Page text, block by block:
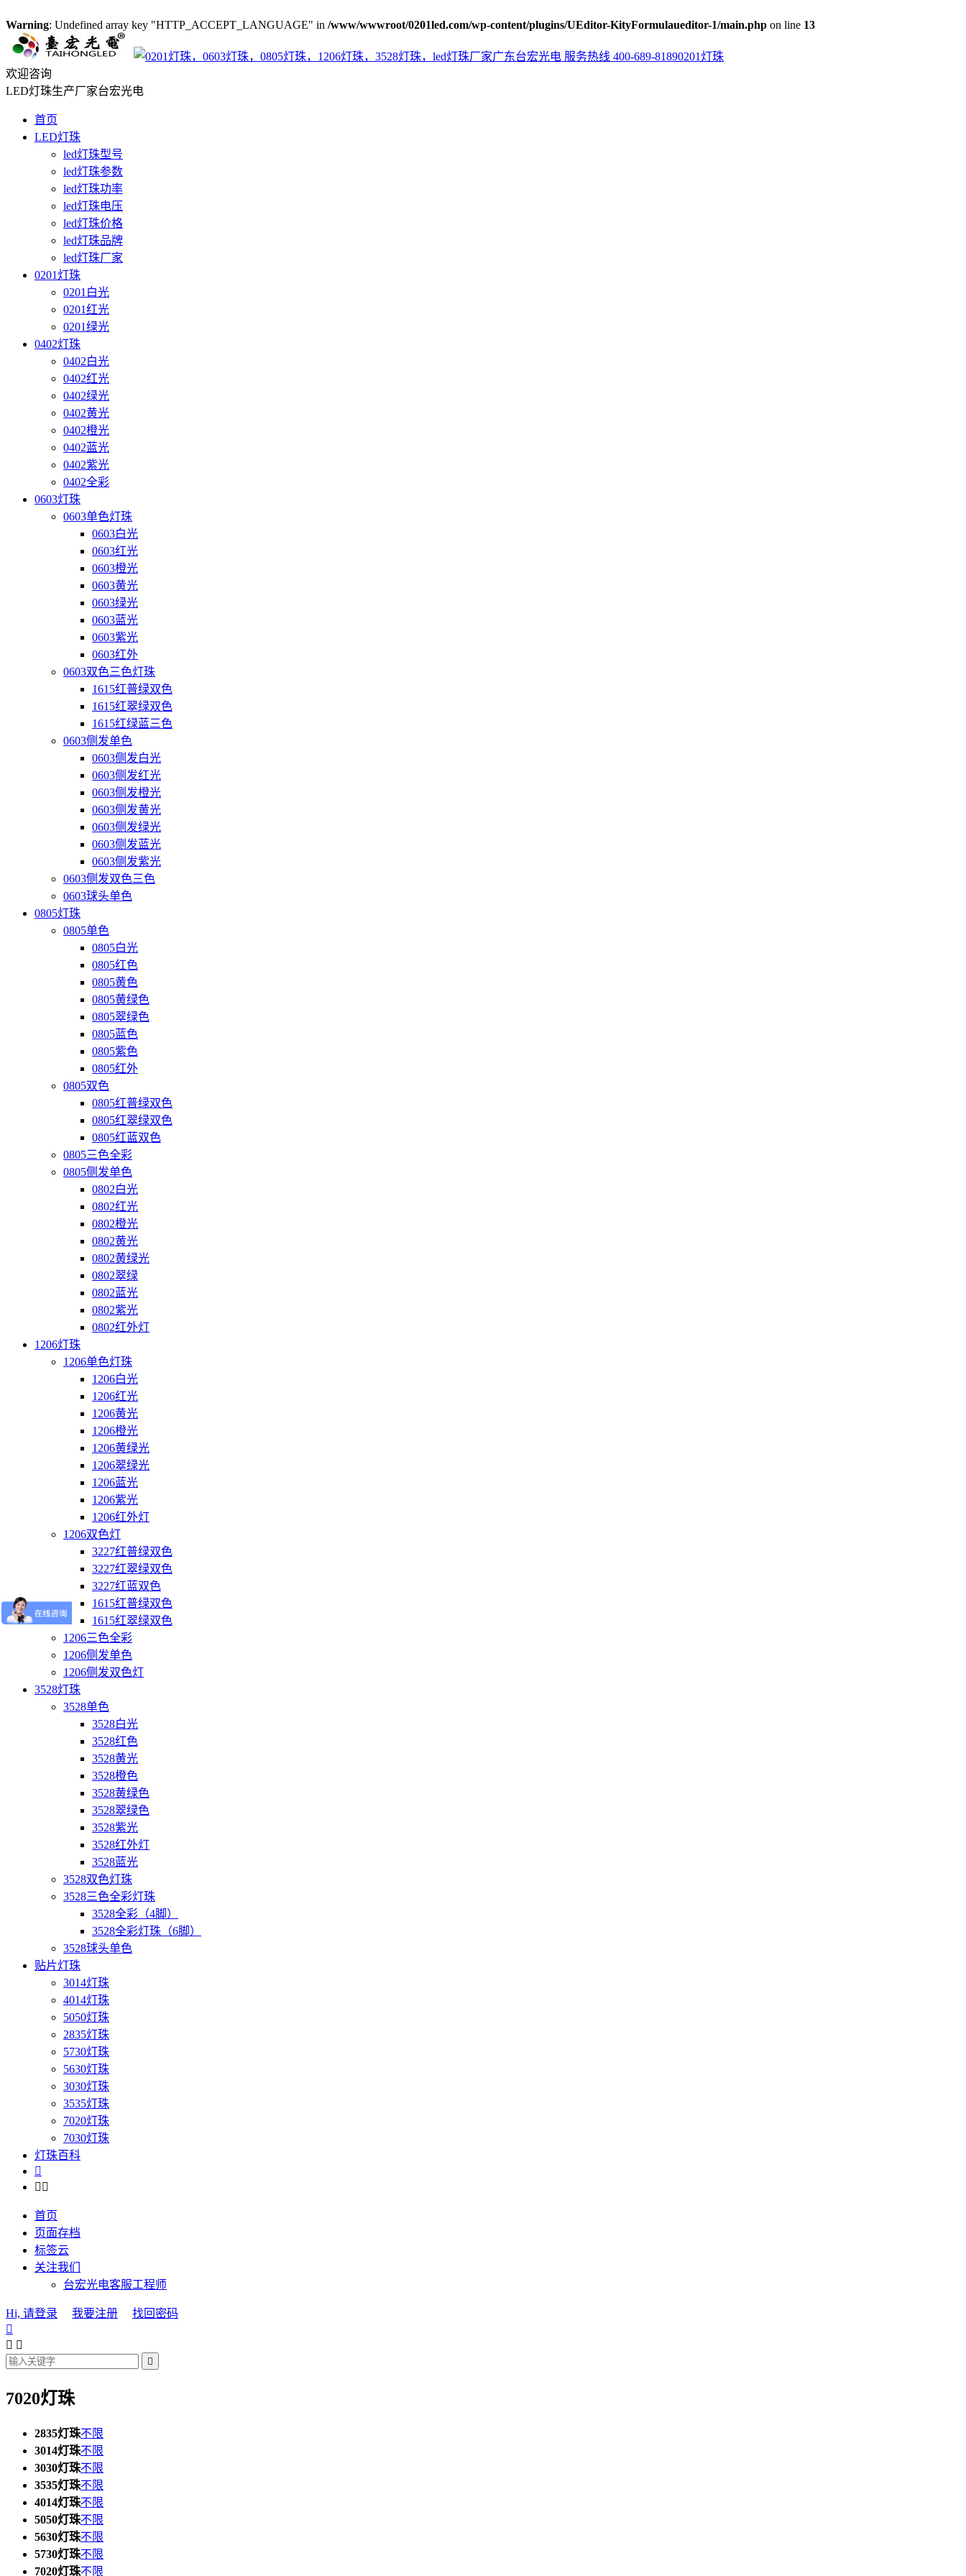
Warning: Undefined array key "HTTP_ACCEPT_LANGUAGE" in /www/wwwroot/0201led.com/wp-content/plugins/UEditor-KityFormulaueditor-1/main.php on line 13
0201灯珠
欢迎咨询
LED灯珠生产厂家台宏光电
首页
LED灯珠
led灯珠型号
led灯珠参数
led灯珠功率
led灯珠电压
led灯珠价格
led灯珠品牌
led灯珠厂家
0201灯珠
0201白光
0201红光
0201绿光
0402灯珠
0402白光
0402红光
0402绿光
0402黄光
0402橙光
0402蓝光
0402紫光
0402全彩
0603灯珠
0603单色灯珠
0603白光
0603红光
0603橙光
0603黄光
0603绿光
0603蓝光
0603紫光
0603红外
0603双色三色灯珠
1615红普绿双色
1615红翠绿双色
1615红绿蓝三色
0603侧发单色
0603侧发白光
0603侧发红光
0603侧发橙光
0603侧发黄光
0603侧发绿光
0603侧发蓝光
0603侧发紫光
0603侧发双色三色
0603球头单色
0805灯珠
0805单色
0805白光
0805红色
0805黄色
0805黄绿色
0805翠绿色
0805蓝色
0805紫色
0805红外
0805双色
0805红普绿双色
0805红翠绿双色
0805红蓝双色
0805三色全彩
0805侧发单色
0802白光
0802红光
0802橙光
0802黄光
0802黄绿光
0802翠绿
0802蓝光
0802紫光
0802红外灯
1206灯珠
1206单色灯珠
1206白光
1206红光
1206黄光
1206橙光
1206黄绿光
1206翠绿光
1206蓝光
1206紫光
1206红外灯
1206双色灯
3227红普绿双色
3227红翠绿双色
3227红蓝双色
1615红普绿双色
1615红翠绿双色
1206三色全彩
1206侧发单色
1206侧发双色灯
3528灯珠
3528单色
3528白光
3528红色
3528黄光
3528橙色
3528黄绿色
3528翠绿色
3528紫光
3528红外灯
3528蓝光
3528双色灯珠
3528三色全彩灯珠
3528全彩（4脚）
3528全彩灯珠（6脚）
3528球头单色
贴片灯珠
3014灯珠
4014灯珠
5050灯珠
2835灯珠
5730灯珠
5630灯珠
3030灯珠
3535灯珠
7020灯珠
7030灯珠
灯珠百科

 
首页
页面存档
标签云
关注我们
台宏光电客服工程师
Hi, 请登录 我要注册
找回密码

 

7020灯珠
2835灯珠不限
3014灯珠不限
3030灯珠不限
3535灯珠不限
4014灯珠不限
5050灯珠不限
5630灯珠不限
5730灯珠不限
7020灯珠不限